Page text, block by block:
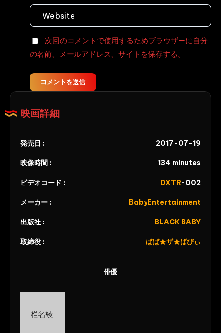
プ
件
股
開
っ、
強
し
陵
し
て
射
ま
く
っ
Creampie
ィ
サ
ー
Part1
美
結
衣,
滝
あ
ん
Noir
Female
次回のコメントで使用するためブラウザーに自分
の名前、メールアドレス、サイトを保存する。
コメントを送信
映画詳細
発売日 : 2017-07-19
映像時間 : 134 minutes
ビデオコード : DXTR-002
メーカー : BabyEntertainment
出版社 : BLACK BABY
取締役 : ばば★ザ★ばびぃ
俳優